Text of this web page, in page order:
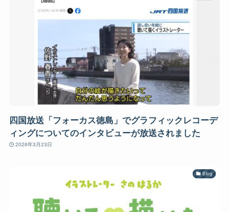
四国放送「フォーカス徳島」でグラフィックレコーデ
ィングについてのインタビューが放送されました
2026年3月23日
Blog